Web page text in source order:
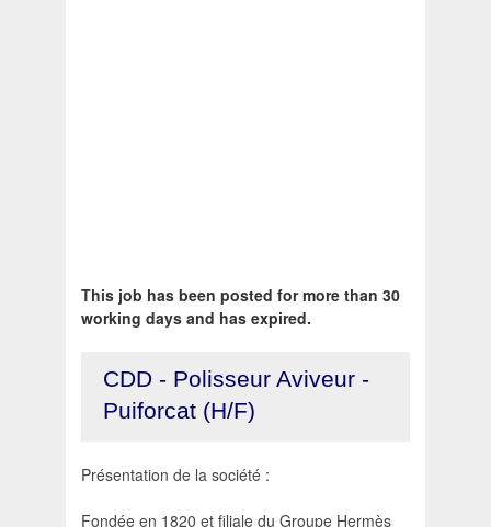
This job has been posted for more than 30
working days and has expired.
CDD - Polisseur Aviveur -
Puiforcat (H/F)
Présentation de la société :
Fondée en 1820 et filiale du Groupe Hermès